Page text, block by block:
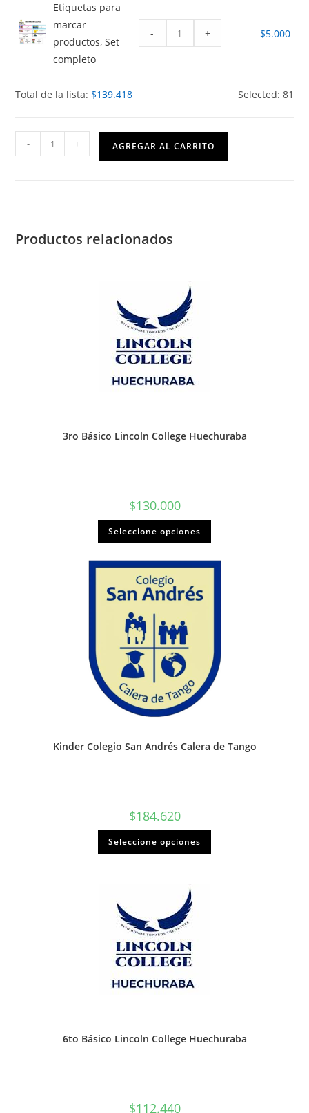
Etiquetas para
marcar
productos, Set
completo
- + $5.000
Total de la lista: $139.418 Selected: 81
Básico
cantidad
- + AGREGAR AL CARRITO
Productos relacionados
3ro Básico Lincoln College Huechuraba
$130.000
Seleccione opciones
Kinder Colegio San Andrés Calera de Tango
$184.620
Seleccione opciones
6to Básico Lincoln College Huechuraba
$112.440